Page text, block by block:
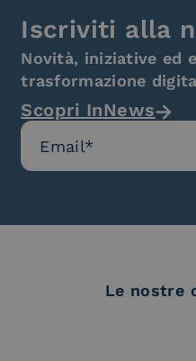
Iscriviti alla
Novità, iniziative ed
trasformazione
Scopri InNews
Le nostre